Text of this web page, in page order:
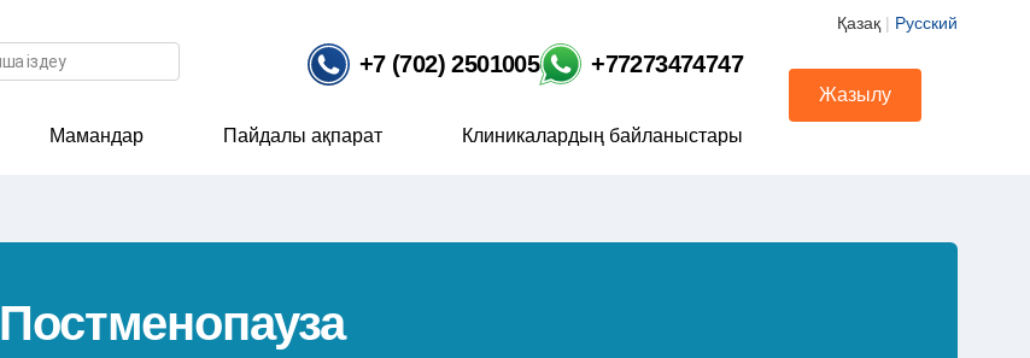
Қазақ | Русский
+7 (702) 2501005 +77273474747
Мамандар Пайдалы ақпарат Клиникалардың байланыстары
Жазылу
Постменопауза